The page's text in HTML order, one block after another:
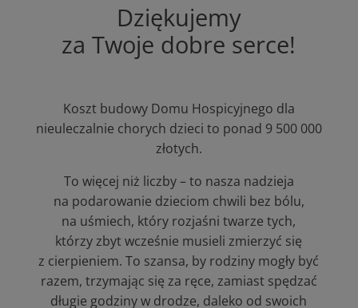
Dziękujemy
za Twoje dobre serce!
Koszt budowy Domu Hospicyjnego dla
nieuleczalnie chorych dzieci to ponad 9 500 000
złotych.
To więcej niż liczby – to nasza nadzieja
na podarowanie dzieciom chwili bez bólu,
na uśmiech, który rozjaśni twarze tych,
którzy zbyt wcześnie musieli zmierzyć się
z cierpieniem. To szansa, by rodziny mogły być
razem, trzymając się za ręce, zamiast spędzać
długie godziny w drodze, daleko od swoich